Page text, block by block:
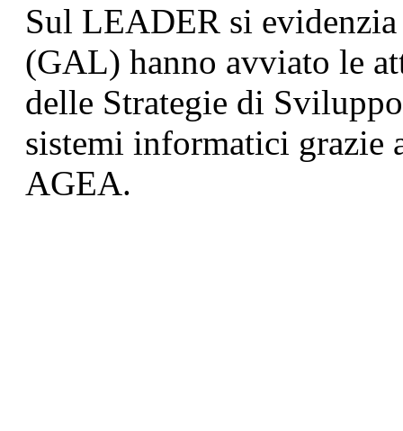
Sul LEADER si
(GAL) hanno avviato le
delle Strategie di
sistemi informatici grazie
AGEA.